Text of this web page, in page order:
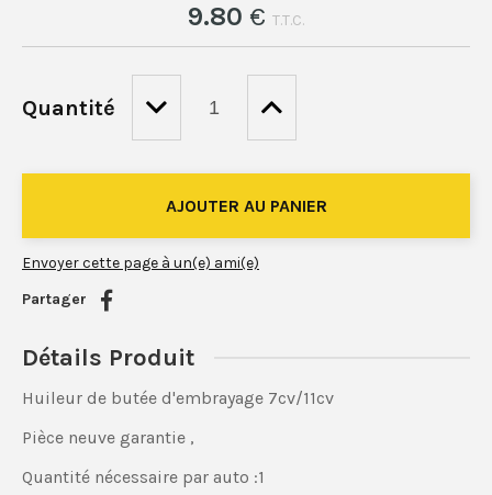
9.80 € T.T.C.
Quantité
Envoyer cette page à un(e) ami(e)
Partager
Détails Produit
Huileur de butée d'embrayage 7cv/11cv
Pièce neuve garantie ,
Quantité nécessaire par auto :1